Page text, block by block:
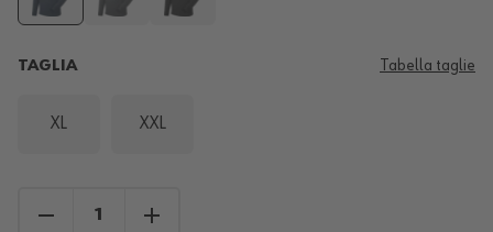
TAGLIA Tabella taglie
XL XXL